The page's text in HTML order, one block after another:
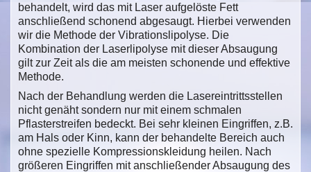
behandelt, wird das mit Laser aufgelöste Fett
anschließend schonend abgesaugt. Hierbei verwenden
wir die Methode der Vibrationslipolyse. Die
Kombination der Laserlipolyse mit dieser Absaugung
gilt zur Zeit als die am meisten schonende und effektive
Methode.
Nach der Behandlung werden die Lasereintrittsstellen
nicht genäht sondern nur mit einem schmalen
Pflasterstreifen bedeckt. Bei sehr kleinen Eingriffen, z.B.
am Hals oder Kinn, kann der behandelte Bereich auch
ohne spezielle Kompressionskleidung heilen. Nach
größeren Eingriffen mit anschließender Absaugung des